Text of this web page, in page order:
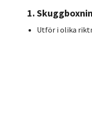
1.
Utför i olika